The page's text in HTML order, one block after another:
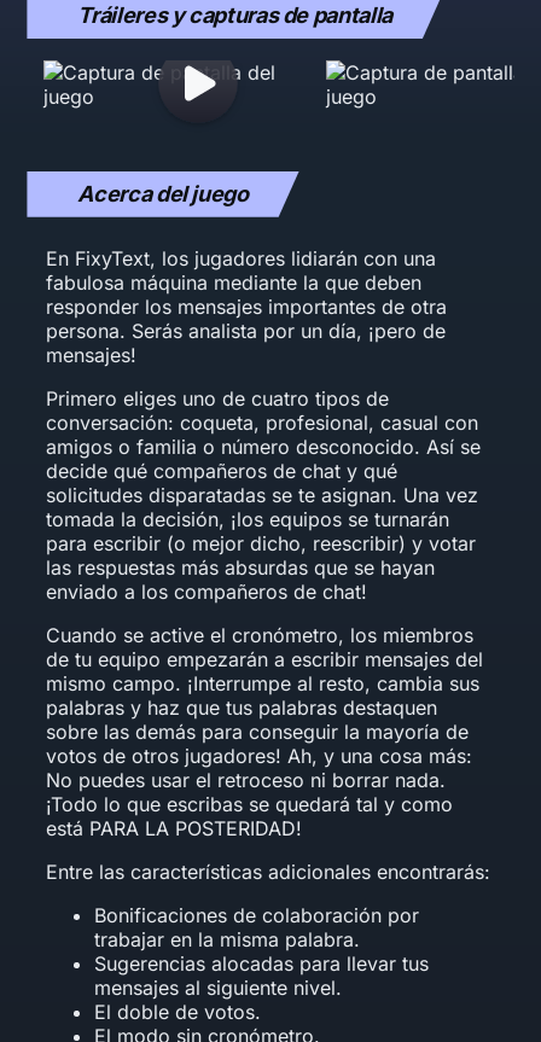
Tráileres y capturas de pantalla
Acerca del juego
En FixyText, los jugadores lidiarán con una
fabulosa máquina mediante la que deben
responder los mensajes importantes de otra
persona. Serás analista por un día, ¡pero de
mensajes!
Primero eliges uno de cuatro tipos de
conversación: coqueta, profesional, casual con
amigos o familia o número desconocido. Así se
decide qué compañeros de chat y qué
solicitudes disparatadas se te asignan. Una vez
tomada la decisión, ¡los equipos se turnarán
para escribir (o mejor dicho, reescribir) y votar
las respuestas más absurdas que se hayan
enviado a los compañeros de chat!
Cuando se active el cronómetro, los miembros
de tu equipo empezarán a escribir mensajes del
mismo campo. ¡Interrumpe al resto, cambia sus
palabras y haz que tus palabras destaquen
sobre las demás para conseguir la mayoría de
votos de otros jugadores! Ah, y una cosa más:
No puedes usar el retroceso ni borrar nada.
¡Todo lo que escribas se quedará tal y como
está PARA LA POSTERIDAD!
Entre las características adicionales encontrarás:
Bonificaciones de colaboración por
trabajar en la misma palabra.
Sugerencias alocadas para llevar tus
mensajes al siguiente nivel.
El doble de votos.
El modo sin cronómetro.